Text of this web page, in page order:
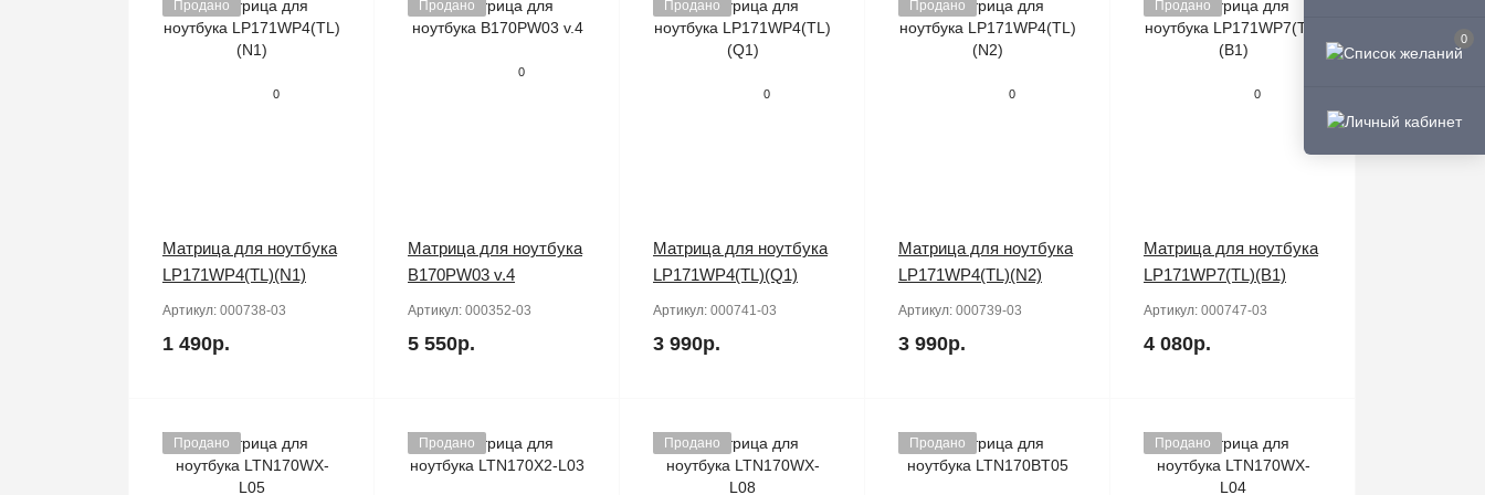
0
Продано
0
Матрица для ноутбука
LP171WP4(TL)(N1)
Артикул: 000738-03
1 490р.
Продано
0
Матрица для ноутбука
B170PW03 v.4
Артикул: 000352-03
5 550р.
Продано
0
Матрица для ноутбука
LP171WP4(TL)(Q1)
Артикул: 000741-03
3 990р.
Продано
0
Матрица для ноутбука
LP171WP4(TL)(N2)
Артикул: 000739-03
3 990р.
Продано
0
Матрица для ноутбука
LP171WP7(TL)(B1)
Артикул: 000747-03
4 080р.
Продано Продано Продано Продано Продано